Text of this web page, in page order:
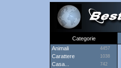
Categorie
Animali
4457
Carattere 1038
Casa... 742